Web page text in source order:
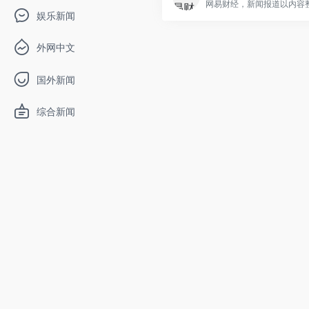
娱乐新闻
外网中文
国外新闻
综合新闻
网易财经，新闻报道以内容